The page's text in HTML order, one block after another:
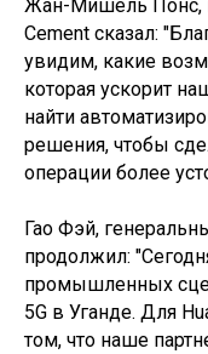
Жан-Мишель Понс,
Cement сказал:
увидим, какие
которая ускорит
найти
решения, чтобы
операции более
Гао Фэй,
продолжил:
промышленных
5G в Уганде. Для
том, что наше